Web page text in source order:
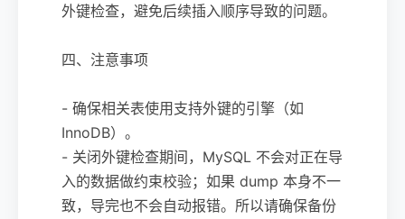
外键检查，避免后续插入顺序导致的问题。
四、注意事项
- 确保相关表使用支持外键的引擎（如
InnoDB）。
- 关闭外键检查期间，MySQL 不会对正在导
入的数据做约束校验；如果 dump 本身不一
致，导完也不会自动报错。所以请确保备份